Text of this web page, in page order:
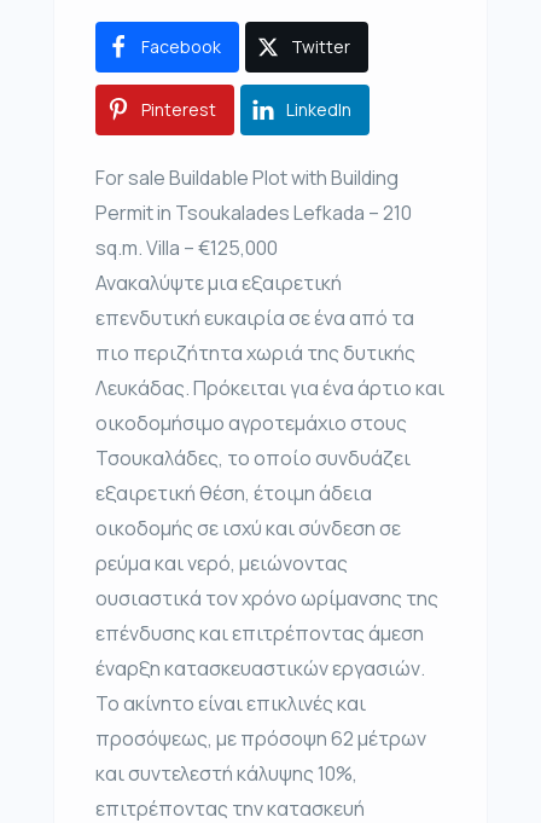
Facebook Twitter
Pinterest LinkedIn
For sale Buildable Plot with Building
Permit in Tsoukalades Lefkada – 210
sq.m. Villa – €125,000
Ανακαλύψτε μια εξαιρετική
επενδυτική ευκαιρία σε ένα από τα
πιο περιζήτητα χωριά της δυτικής
Λευκάδας. Πρόκειται για ένα άρτιο και
οικοδομήσιμο αγροτεμάχιο στους
Τσουκαλάδες, το οποίο συνδυάζει
εξαιρετική θέση, έτοιμη άδεια
οικοδομής σε ισχύ και σύνδεση σε
ρεύμα και νερό, μειώνοντας
ουσιαστικά τον χρόνο ωρίμανσης της
επένδυσης και επιτρέποντας άμεση
έναρξη κατασκευαστικών εργασιών.
Το ακίνητο είναι επικλινές και
προσόψεως, με πρόσοψη 62 μέτρων
και συντελεστή κάλυψης 10%,
επιτρέποντας την κατασκευή